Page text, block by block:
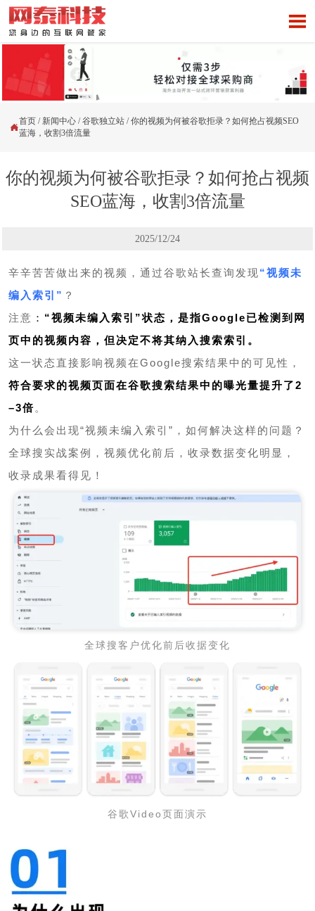


首页 / 新闻中心 /谷歌独立站 /你的视频为何被谷歌拒录？如何抢占视频SEO
蓝海，收割3倍流量
你的视频为何被谷歌拒录？如何抢占视频
SEO蓝海，收割3倍流量
2025/12/24
辛辛苦苦做出来的视频，通过谷歌站长查询发现“视频未
编入索引” ？
注意 ： “视频未编入索引”状态，是指Google已检测到网
页中的视频内容，但决定不将其纳入搜索索引。
这一状态直接影响视频在Google搜索结果中的可见性，
符合要求的视频页面在谷歌搜索结果中的曝光量提升了2
–3倍。
为什么会出现“视频未编入索引”，如何解决这样的问题？
全球搜实战案例，视频优化前后，收录数据变化明显，
收录成果看得见！
全球搜客户优化前后收据变化
谷歌Video页面演示